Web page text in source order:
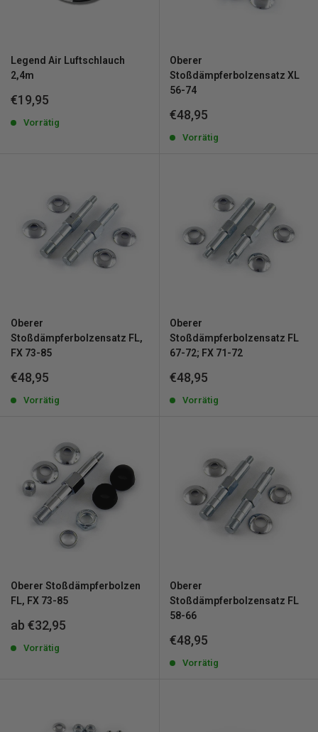
Legend Air Luftschlauch
2,4m
Sonderpreis
€19,95
Vorrätig
Oberer
Stoßdämpferbolzensatz XL
56-74
Sonderpreis
€48,95
Vorrätig
Oberer
Stoßdämpferbolzensatz FL,
FX 73-85
Sonderpreis
€48,95
Vorrätig
Oberer
Stoßdämpferbolzensatz FL
67-72; FX 71-72
Sonderpreis
€48,95
Vorrätig
Oberer Stoßdämpferbolzen
FL, FX 73-85
Sonderpreis
ab €32,95
Vorrätig
Oberer
Stoßdämpferbolzensatz FL
58-66
Sonderpreis
€48,95
Vorrätig